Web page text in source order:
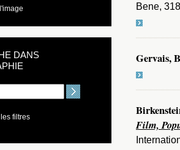
Bene,
Gervais,
Film,
DANS
filtres